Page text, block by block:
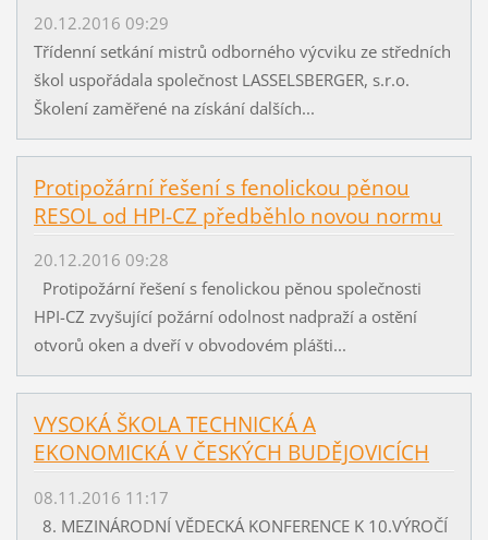
20.12.2016 09:29
Třídenní setkání mistrů odborného výcviku ze středních
škol uspořádala společnost LASSELSBERGER, s.r.o.
Školení zaměřené na získání dalších...
Protipožární řešení s fenolickou pěnou
RESOL od HPI-CZ předběhlo novou normu
20.12.2016 09:28
Protipožární řešení s fenolickou pěnou společnosti
HPI-CZ zvyšující požární odolnost nadpraží a ostění
otvorů oken a dveří v obvodovém plášti...
VYSOKÁ ŠKOLA TECHNICKÁ A
EKONOMICKÁ V ČESKÝCH BUDĚJOVICÍCH
08.11.2016 11:17
8. MEZINÁRODNÍ VĚDECKÁ KONFERENCE K 10.VÝROČÍ